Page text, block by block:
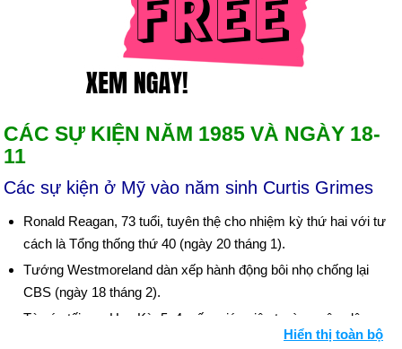
CÁC SỰ KIỆN NĂM 1985 VÀ NGÀY 18-
11
Các sự kiện ở Mỹ vào năm sinh Curtis Grimes
Ronald Reagan, 73 tuổi, tuyên thệ cho nhiệm kỳ thứ hai với tư
cách là Tổng thống thứ 40 (ngày 20 tháng 1).
Tướng Westmoreland dàn xếp hành động bôi nhọ chống lại
CBS (ngày 18 tháng 2).
Tòa án tối cao Hoa Kỳ, 5–4, cấm giáo viên trường công lập
khỏi các trường giáo dưỡng (ngày 1 tháng 7).Hiển thị toàn bộ